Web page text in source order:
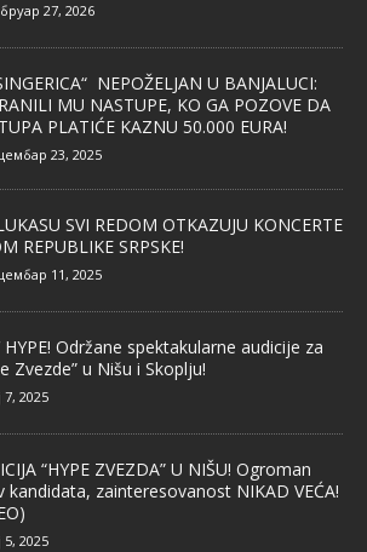
27, 2026
NEPOŽELJAN U BANJALUCI:
MU NASTUPE, KO GA POZOVE DA
PLATIĆE KAZNU 50.000 EURA!
23, 2025
SVI REDOM OTKAZUJU KONCERTE
REPUBLIKE SRPSKE!
11, 2025
HYPE! Održane spektakularne audicije za
Zvezde” u Nišu i Skoplju!
7, 2025
“HYPE ZVEZDA” U NIŠU! Ogroman
kandidata, zainteresovanost NIKAD VEĆA!
5, 2025